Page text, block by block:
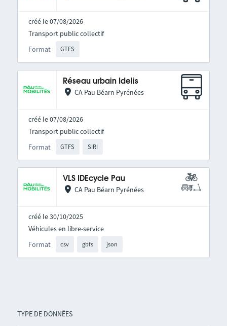
TYPE DE DONNÉES
créé le 07/08/2026
Format GTFS
Transport public collectif
Réseau urbain Idelis
CA Pau Béarn Pyrénées
créé le 07/08/2026
Format GTFS SIRI
Transport public collectif
VLS IDEcycle Pau
CA Pau Béarn Pyrénées
créé le 30/10/2025
Format csv gbfs json
Véhicules en libre-service